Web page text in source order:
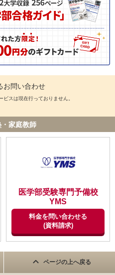
お問い合わせ
スは現在行っておりません。
家庭教師
医学部受験専門予備校
YMS
料金を問い合わせる
(資料請求)
ページの上へ戻る